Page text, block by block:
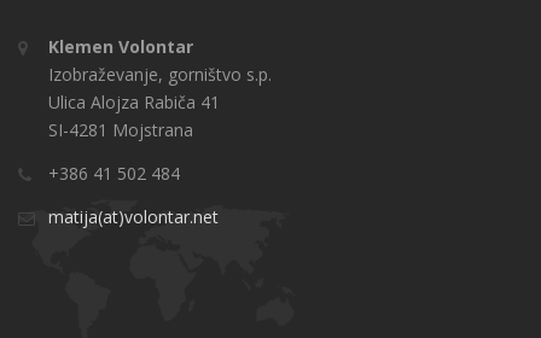
Klemen Volontar
Izobraževanje, gorništvo s.p.
Ulica Alojza Rabiča 41
SI-4281 Mojstrana
+386 41 502 484
matija(at)volontar.net